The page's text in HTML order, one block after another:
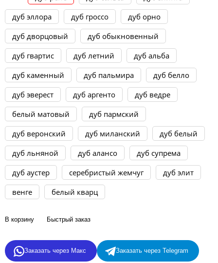
дуб эллора
дуб гроссо
дуб орно
дуб дворцовый
дуб обыкновенный
дуб гвартис
дуб летний
дуб альба
дуб каменный
дуб пальмира
дуб белло
дуб эверест
дуб аргенто
дуб ведре
белый матовый
дуб пармский
дуб веронский
дуб миланский
дуб белый
дуб льняной
дуб алансо
дуб супрема
дуб аустер
серебристый жемчуг
дуб элит
венге
белый кварц
В корзину Быстрый заказ
Заказать через Макс Заказать через Telegram